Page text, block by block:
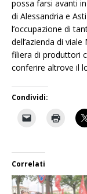
possa farsi avanti
di Alessandria e
l’occupazione di
dell’azienda di
filiera di produttori
conferire altrove il
Condividi:
Correlati